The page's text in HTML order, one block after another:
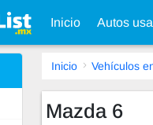
Inicio Autos
Inicio Vehículos
Mazda 6